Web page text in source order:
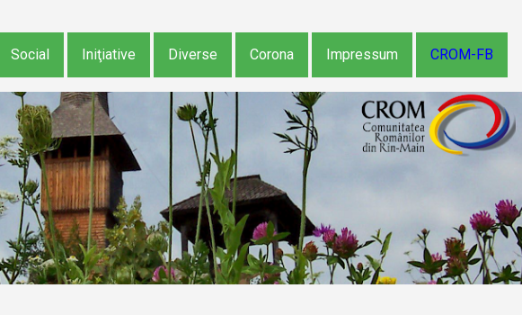
Social Iniţiative Diverse Corona Impressum CROM-FB